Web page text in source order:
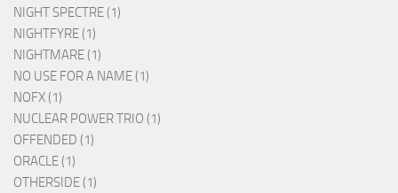
NIGHT SPECTRE (1)
NIGHTFYRE (1)
NIGHTMARE (1)
NO USE FOR A NAME (1)
NOFX (1)
NUCLEAR POWER TRIO (1)
OFFENDED (1)
ORACLE (1)
OTHERSIDE (1)